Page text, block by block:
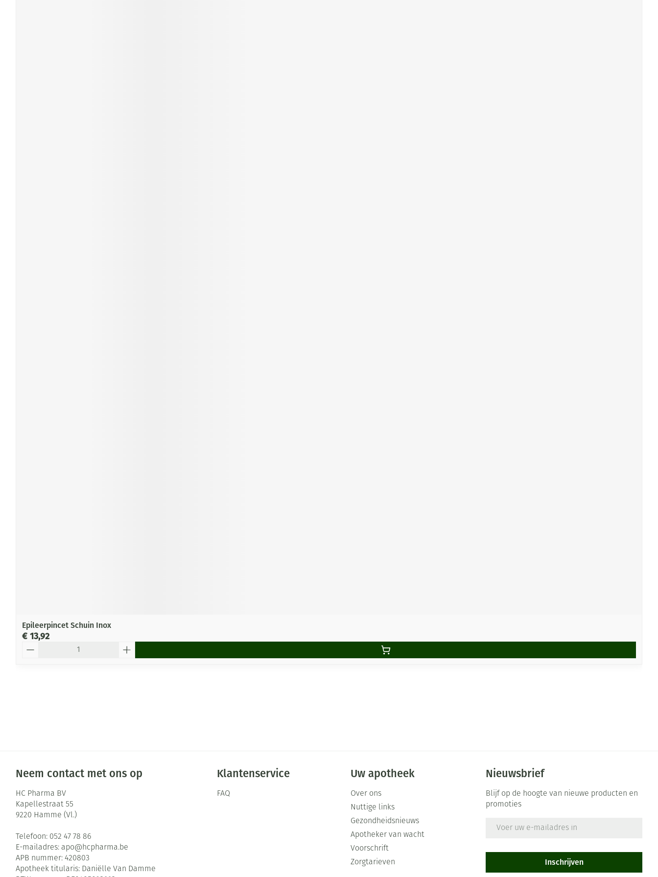
Epileerpincet Schuin Inox
€ 13,92
Neem contact met ons op
HC Pharma BV
Kapellestraat 55
9220 Hamme (Vl.)
Telefoon: 052 47 78 86
E-mailadres: apo@hcpharma.be
APB nummer: 420803
Apotheek titularis: Daniëlle Van Damme
Klantenservice
FAQ
Uw apotheek
Over ons
Nuttige links
Gezondheidsnieuws
Apotheker van wacht
Voorschrift
Zorgtarieven
Nieuwsbrief
Blijf op de hoogte van nieuwe producten en
promoties
Inschrijven